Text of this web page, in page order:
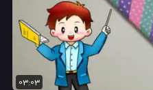
03:03